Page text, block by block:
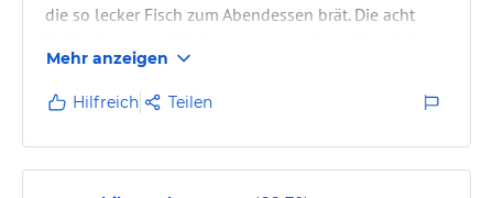
die so lecker Fisch zum Abendessen brät. Die acht
Reife alle super, alle freundlich. Generell super Essen
und abends kleine Kultur zum Ausklang. Mit dem
Auto ist man innerhalb einer Stunde überall Auf der
Insel. Also wenn mann abspannen und sich erholen
möchte beste Wahl. Und gut ist wenn mann als
Mehr anzeigen
Hilfreich Teilen